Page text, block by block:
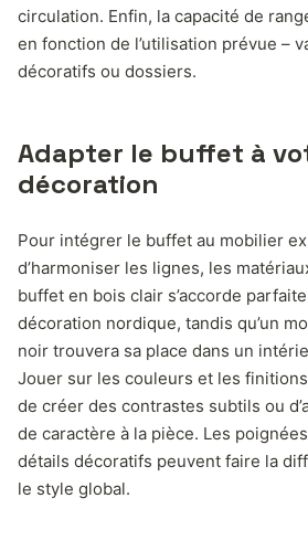
circulation. Enfin, la capacité de
en fonction de l’utilisation prévue –
décoratifs ou dossiers.
Adapter le buffet à
décoration
Pour intégrer le buffet au mobilier
d’harmoniser les lignes, les
buffet en bois clair s’accorde
décoration nordique, tandis qu’un
noir trouvera sa place dans un
Jouer sur les couleurs et les
de créer des contrastes subtils ou
de caractère à la pièce. Les
détails décoratifs peuvent faire la
le style global.